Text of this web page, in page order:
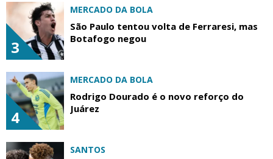
3
MERCADO DA BOLA
São Paulo tentou volta de Ferraresi, mas
Botafogo negou
4
MERCADO DA BOLA
Rodrigo Dourado é o novo reforço do
Juárez
SANTOS